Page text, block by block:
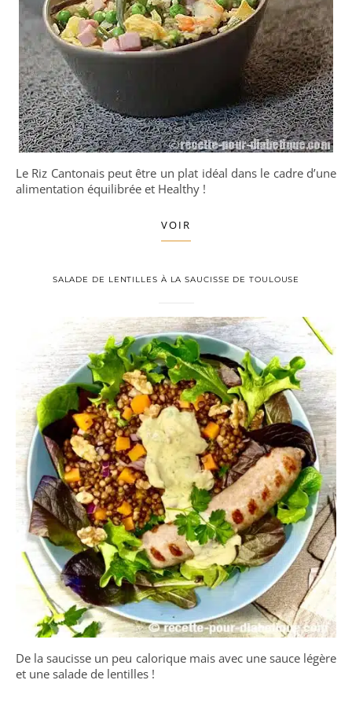
Le Riz Cantonais peut être un plat idéal dans le cadre d’une
alimentation équilibrée et Healthy !
VOIR
SALADE DE LENTILLES À LA SAUCISSE DE TOULOUSE
De la saucisse un peu calorique mais avec une sauce légère
et une salade de lentilles !